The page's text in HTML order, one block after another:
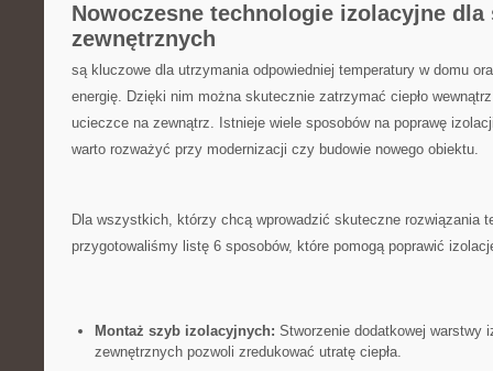
Nowoczesne technologie izolacyjne‌ dla
zewnętrznych
są kluczowe dla utrzymania odpowiedniej temperatury w domu
energię. ⁤Dzięki nim można skutecznie zatrzymać ciepło
‌ucieczce‍ na ⁣zewnątrz. Istnieje ‌wiele ⁣sposobów na poprawę⁢
warto rozważyć przy modernizacji czy budowie nowego⁣ obiektu.
Dla ​wszystkich, którzy chcą​ wprowadzić skuteczne rozwiązania​
przygotowaliśmy listę 6 sposobów, które pomogą poprawić
Montaż szyb ⁢izolacyjnych: Stworzenie​ dodatkowej warstwy
‌zewnętrznych pozwoli zredukować ​utratę ciepła.